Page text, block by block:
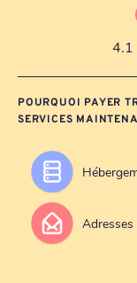
4.1
POURQUOI PAYER
SERVICES
Adresses